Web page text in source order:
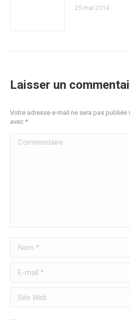
25 mai 2014
Laisser un
Votre adresse e-mail ne sera pas publiée
avec *
Commentaire
Nom *
E-mail *
Site Web